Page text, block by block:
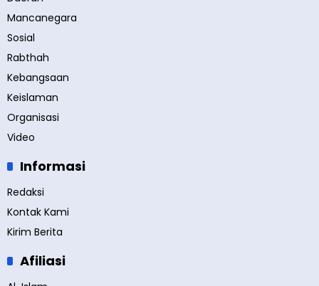
Mancanegara
Sosial
Rabthah
Kebangsaan
Keislaman
Organisasi
Video
Informasi
Redaksi
Kontak Kami
Kirim Berita
Afiliasi